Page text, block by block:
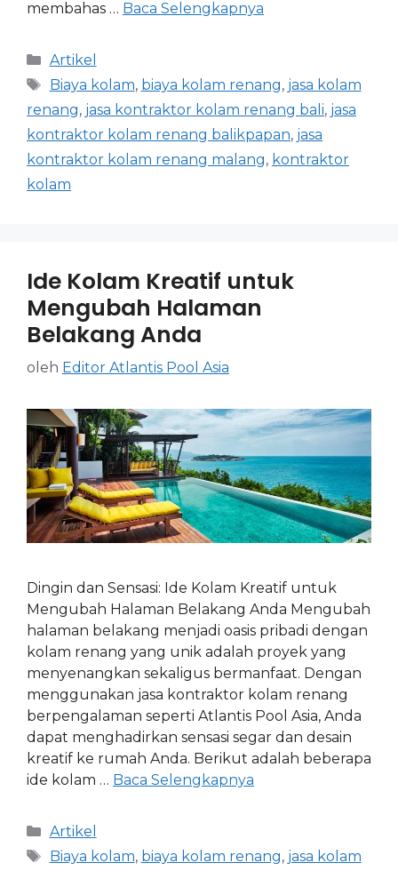
membahas … Baca Selengkapnya
Artikel
Biaya kolam, biaya kolam renang, jasa kolam
renang, jasa kontraktor kolam renang bali, jasa
kontraktor kolam renang balikpapan, jasa
kontraktor kolam renang malang, kontraktor
kolam
Ide Kolam Kreatif untuk
Mengubah Halaman
Belakang Anda
oleh Editor Atlantis Pool Asia
Dingin dan Sensasi: Ide Kolam Kreatif untuk
Mengubah Halaman Belakang Anda Mengubah
halaman belakang menjadi oasis pribadi dengan
kolam renang yang unik adalah proyek yang
menyenangkan sekaligus bermanfaat. Dengan
menggunakan jasa kontraktor kolam renang
berpengalaman seperti Atlantis Pool Asia, Anda
dapat menghadirkan sensasi segar dan desain
kreatif ke rumah Anda. Berikut adalah beberapa
ide kolam … Baca Selengkapnya
Artikel
Biaya kolam, biaya kolam renang, jasa kolam